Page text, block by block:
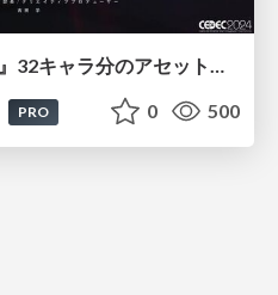
【CEDEC2024】『鉄拳8』32キャラ分のアセット制作と同時進行の映像制作におけるFlowPT活用術
PRO 0 500